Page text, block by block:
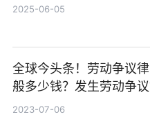
2025-06-05
全球今头条！劳动争议
般多少钱？发生劳动争
工资？
2023-07-06